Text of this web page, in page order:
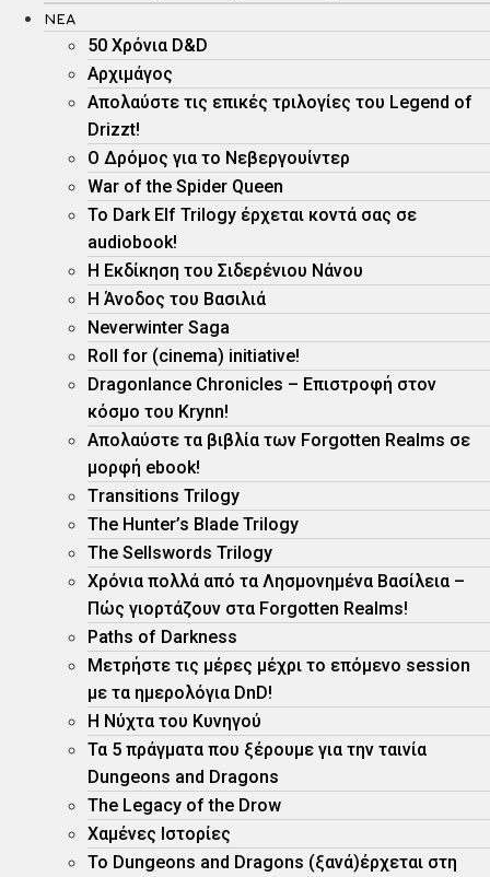
ΝΕΑ
50 Χρόνια D&D
Αρχιμάγος
Aπολαύστε τις επικές τριλογίες του Legend of
Drizzt!
O Δρόμος για το Νεβεργουίντερ
War of the Spider Queen
Το Dark Elf Trilogy έρχεται κοντά σας σε
audiobook!
Η Εκδίκηση του Σιδερένιου Νάνου
Η Άνοδος του Βασιλιά
Neverwinter Saga
Roll for (cinema) initiative!
Dragonlance Chronicles – Eπιστροφή στον
κόσμο του Krynn!
Απολαύστε τα βιβλία των Forgotten Realms σε
μορφή ebook!
Τransitions Trilogy
The Hunter’s Blade Trilogy
Τhe Sellswords Trilogy
Χρόνια πολλά από τα Λησμονημένα Βασίλεια –
Πώς γιορτάζουν στα Forgotten Realms!
Paths of Darkness
Μετρήστε τις μέρες μέχρι το επόμενο session
με τα ημερολόγια DnD!
H Νύχτα του Κυνηγού
Τα 5 πράγματα που ξέρουμε για την ταινία
Dungeons and Dragons
The Legacy of the Drow
Χαμένες Ιστορίες
Το Dungeons and Dragons (ξανά)έρχεται στη